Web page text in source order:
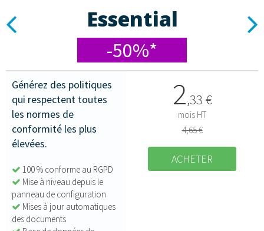
Essential
-50%*
Générez des politiques
qui respectent toutes
les normes de
conformité les plus
élevées.
100 % conforme au RGPD
Mise à niveau depuis le
panneau de configuration
Mises à jour automatiques
des documents
2,33 €
mois HT
4,65 €
ACHETER